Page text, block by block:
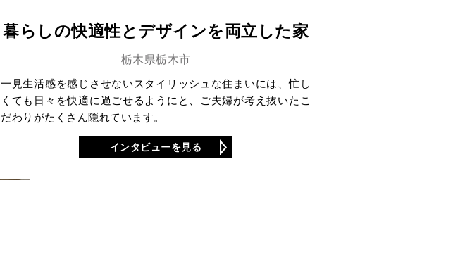
暮らしの快適性とデザインを両立した家
栃木県栃木市
一見生活感を感じさせないスタイリッシュな住まいには、忙し
くても日々を快適に過ごせるようにと、ご夫婦が考え抜いたこ
だわりがたくさん隠れています。
インタビューを見る